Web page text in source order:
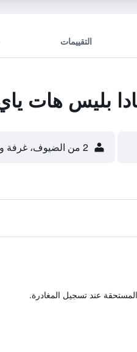
التقييمات
بليس هات
2 من الضيوف، غرفة واحدة
عند تسجيل المغادرة.